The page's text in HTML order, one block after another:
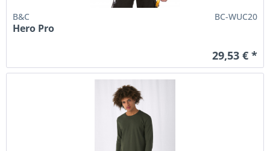
B&C BC-WUC20
Hero Pro
29,53 € *